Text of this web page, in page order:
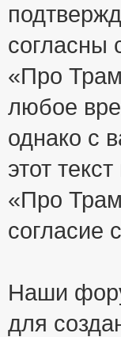
согласны
«Про
любое
однако с
этот
«Про
согласие
Наши
для